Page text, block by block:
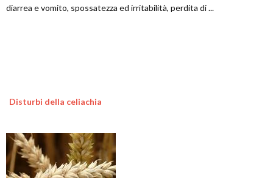
diarrea e vomito, spossatezza ed irritabilità, perdita di ...
Disturbi della celiachia